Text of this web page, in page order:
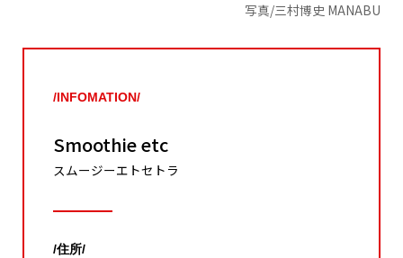
写真/三村博史 MANABU
/INFOMATION/
Smoothie etc
スムージーエトセトラ
/住所/